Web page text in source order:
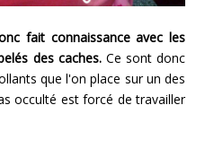
fait connaissance avec les
des caches.Ce sont donc
que l'on place sur un des
occulté est forcé de travailler